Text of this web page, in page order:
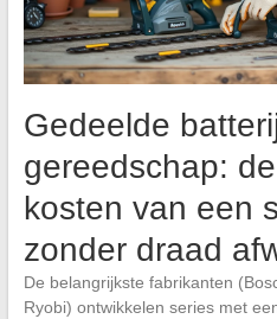
Gedeelde
gereedschap:
kosten van een
zonder draad
De belangrijkste fabrikanten
Ryobi) ontwikkelen series met